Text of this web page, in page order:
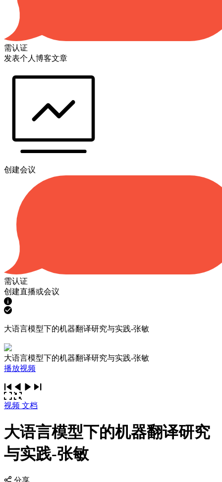
需认证
发表个人博客文章
创建会议
需认证
创建直播或会议
大语言模型下的机器翻译研究与实践-张敏
大语言模型下的机器翻译研究与实践-张敏
播放视频
视频 文档
大语言模型下的机器翻译研究
与实践-张敏